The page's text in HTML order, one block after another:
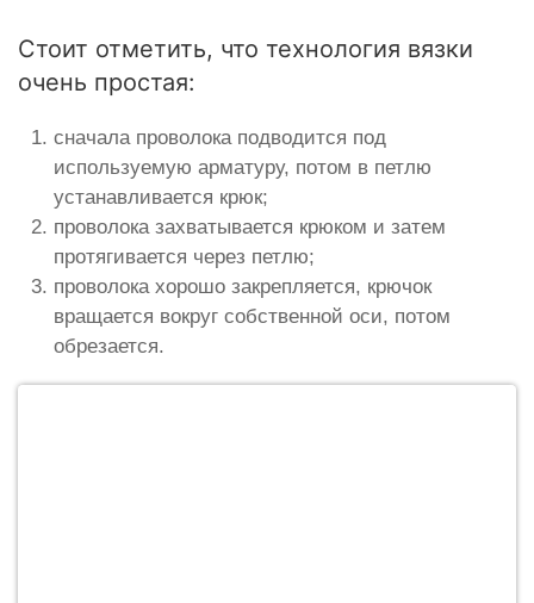
Стоит отметить, что технология вязки
очень простая:
сначала проволока подводится под
используемую арматуру, потом в петлю
устанавливается крюк;
проволока захватывается крюком и затем
протягивается через петлю;
проволока хорошо закрепляется, крючок
вращается вокруг собственной оси, потом
обрезается.